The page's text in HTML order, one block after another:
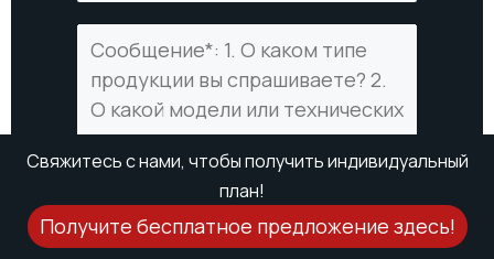
Свяжитесь с нами, чтобы получить индивидуальный
план!
Получите бесплатное предложение здесь!